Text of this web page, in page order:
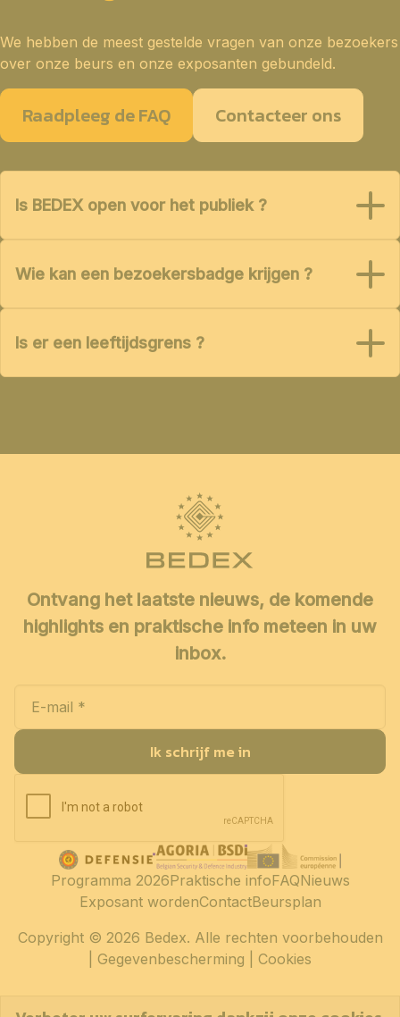
We hebben de meest gestelde vragen van onze bezoekers
over onze beurs en onze exposanten gebundeld.
Raadpleeg de FAQ Contacteer ons
Is BEDEX open voor het publiek ?
Wie kan een bezoekersbadge krijgen ?
Is er een leeftijdsgrens ?
Ontvang het laatste nieuws, de komende
highlights en praktische info meteen in uw
inbox.
Ik schrijf me in
Copyright© 2026 Bedex. Alle rechten voorbehouden
Gegevenbescherming Cookies
Programma 2026Praktische infoFAQNieuws
Exposant wordenContactBeursplan